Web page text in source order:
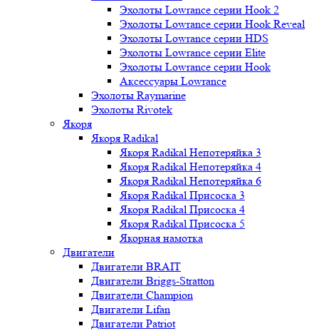
Эхолоты Lowrance серии Hook 2
Эхолоты Lowrance серии Hook Reveal
Эхолоты Lowrance серии HDS
Эхолоты Lowrance серии Elite
Эхолоты Lowrance серии Hook
Аксессуары Lowrance
Эхолоты Raymarine
Эхолоты Rivotek
Якоря
Якоря Radikal
Якоря Radikal Непотеряйка 3
Якоря Radikal Непотеряйка 4
Якоря Radikal Непотеряйка 6
Якоря Radikal Присоска 3
Якоря Radikal Присоска 4
Якоря Radikal Присоска 5
Якорная намотка
Двигатели
Двигатели BRAIT
Двигатели Briggs-Stratton
Двигатели Champion
Двигатели Lifan
Двигатели Patriot